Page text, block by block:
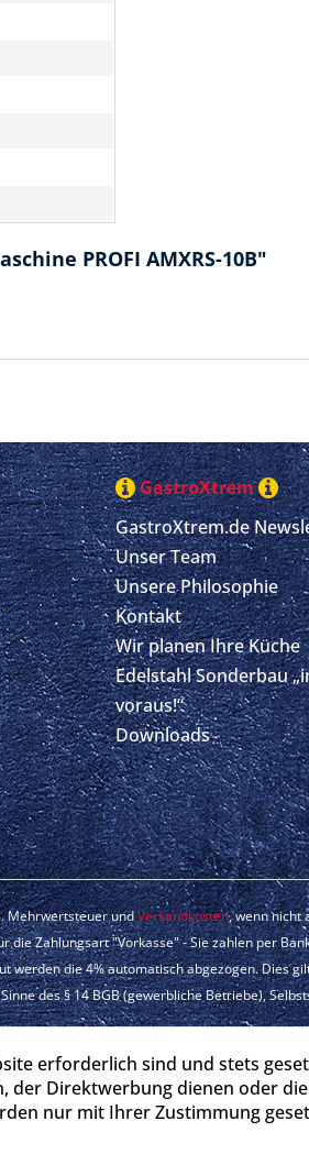
PROFI AMXRS-10B"
GastroXtrem
GastroXtrem.de
Unser Team
Unsere Philosophie
Kontakt
Wir planen Ihre Küche
Edelstahl Sonderbau
voraus!“
Downloads
Mehrwertsteuer undVersandkosten, wenn nicht
die Zahlungsart "Vorkasse" - Sie zahlen per
werden die 4% automatisch abgezogen. Dies
des § 14 BGB (gewerbliche Betriebe),
erforderlich sind und stets
der Direktwerbung dienen oder
nur mit Ihrer Zustimmung